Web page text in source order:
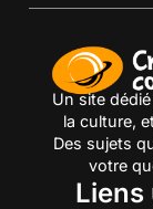
Un site dédié
la culture,
Des sujets
votre
Liens